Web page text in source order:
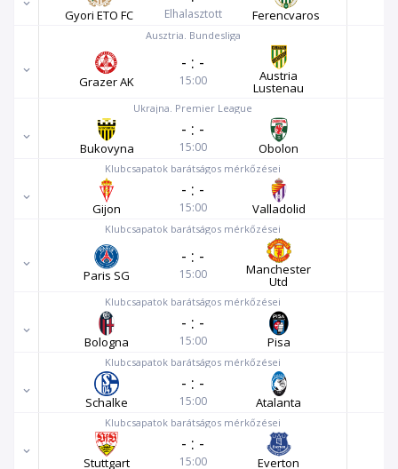
Gyori ETO FC Elhalasztott Ferencvaros
Ausztria. Bundesliga
Grazer AK
- : -
15:00 Austria
Lustenau
Ukrajna. Premier League
Bukovyna
- : -
15:00 Obolon
Klubcsapatok barátságos mérkőzései
Gijon
- : -
15:00 Valladolid
Klubcsapatok barátságos mérkőzései
Paris SG
- : -
15:00 Manchester
Utd
Klubcsapatok barátságos mérkőzései
Bologna
- : -
15:00 Pisa
Klubcsapatok barátságos mérkőzései
Schalke
- : -
15:00 Atalanta
Klubcsapatok barátságos mérkőzései
Stuttgart
- : -
15:00 Everton